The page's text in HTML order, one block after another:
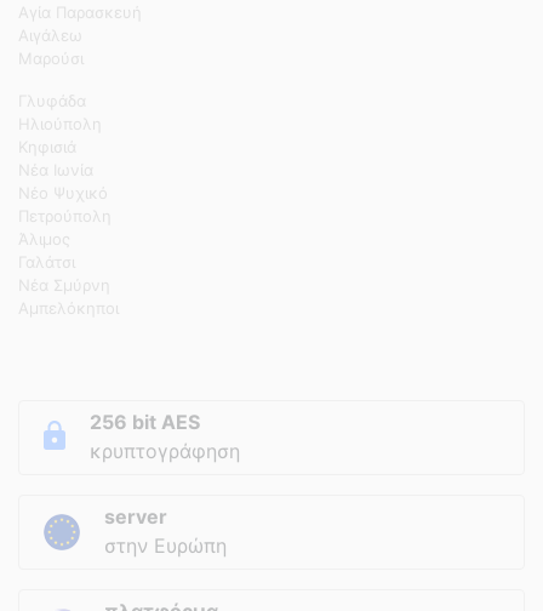
Αγία Παρασκευή
Αιγάλεω
Μαρούσι
Γλυφάδα
Ηλιούπολη
Κηφισιά
Νέα Ιωνία
Νέο Ψυχικό
Πετρούπολη
Άλιμος
Γαλάτσι
Νέα Σμύρνη
Αμπελόκηποι
256 bit AES
κρυπτογράφηση
server
στην Ευρώπη